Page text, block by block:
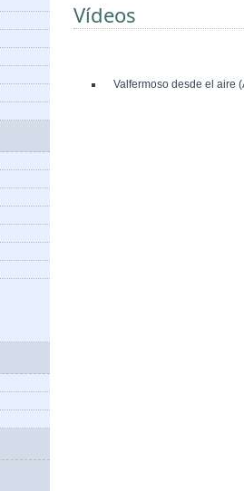
Vídeos
Valfermoso desde el